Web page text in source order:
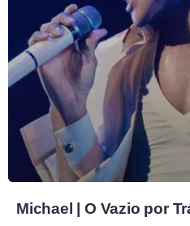
Michael | O Vazio por